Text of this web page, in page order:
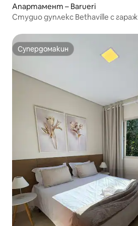
Апартамент – Barueri
Студио дуплекс Bethaville с гараж
Супердомакин
Супердомакин